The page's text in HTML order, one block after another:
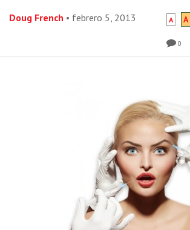
Doug French • febrero 5, 2013 A A
0